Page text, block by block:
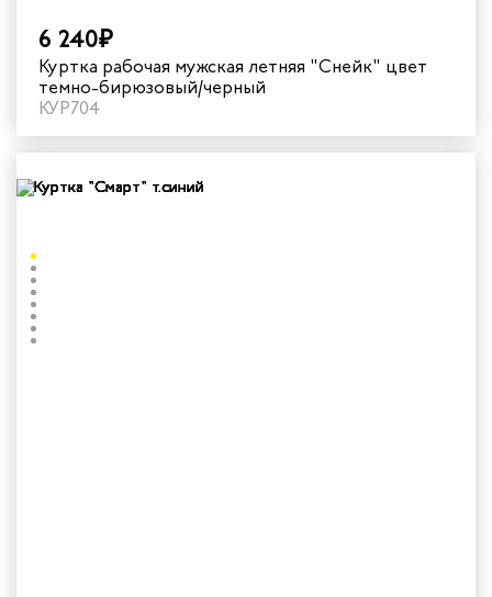
6 240₽
Куртка рабочая мужская летняя "Снейк" цвет
темно-бирюзовый/черный
КУР704